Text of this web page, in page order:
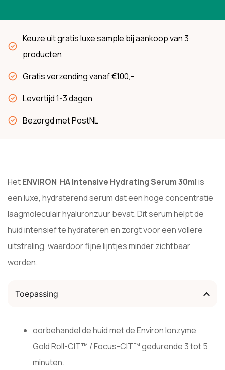
Keuze uit gratis luxe sample bij aankoop van 3
producten
Gratis verzending vanaf €100,-
Levertijd 1-3 dagen
Bezorgd met PostNL
HetENVIRON HA Intensive Hydrating Serum 30mlis
een luxe, hydraterend serum dat een hoge concentratie
laagmoleculair hyaluronzuur bevat. Dit serum helpt de
huid intensief te hydrateren en zorgt voor een vollere
uitstraling, waardoor fijne lijntjes minder zichtbaar
worden.
Toepassing
oorbehandel de huid met de Environ Ionzyme
Gold Roll-CIT™ / Focus-CIT™ gedurende 3 tot 5
minuten.